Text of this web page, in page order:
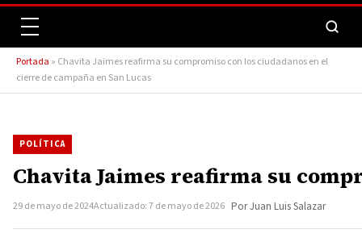
Portada » Chavita Jaimes reafirma su compromiso con los ciudadanos en el
cierre de campaña en San Lucas
POLÍTICA
Chavita Jaimes reafirma su
29 de mayo de 2024Actualizado: 7 de mayo de 2026 Por Juan Luis Salazar